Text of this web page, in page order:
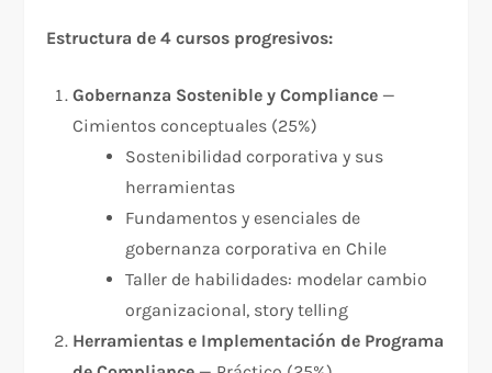
Estructura de 4 cursos progresivos:
Gobernanza Sostenible y Compliance —
Cimientos conceptuales (25%)
Sostenibilidad corporativa y sus
herramientas
Fundamentos y esenciales de
gobernanza corporativa en Chile
Taller de habilidades: modelar cambio
organizacional, story telling​
Herramientas e Implementación de Programa